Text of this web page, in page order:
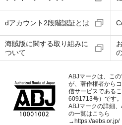
dアカウント2段階認証とは
海賊版に関する取り組みに
ついて
ABJマークは、こ
が、著作権者から
信サービスである
6091713号）です。
ABJマークの詳細
の一覧はこちら
→https://aebs.or.jp/